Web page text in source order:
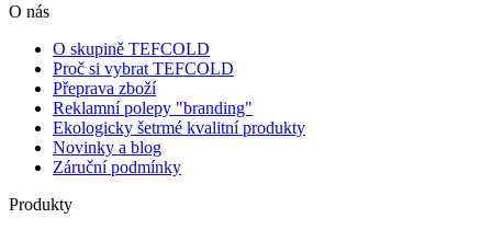
O nás
O skupině TEFCOLD
Proč si vybrat TEFCOLD
Přeprava zboží
Reklamní polepy "branding"
Ekologicky šetrmé kvalitní produkty
Novinky a blog
Záruční podmínky
Produkty